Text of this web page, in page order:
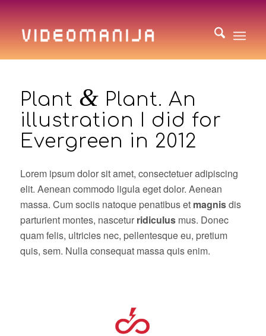
Plant & Plant. An
illustration I did for
Evergreen in 2012
Lorem ipsum dolor sit amet, consectetuer adipiscing
elit. Aenean commodo ligula eget dolor. Aenean
massa. Cum sociis natoque penatibus et magnisdis
parturient montes, nascetur ridiculusmus. Donec
quam felis, ultricies nec, pellentesque eu, pretium
quis, sem. Nulla consequat massa quis enim.